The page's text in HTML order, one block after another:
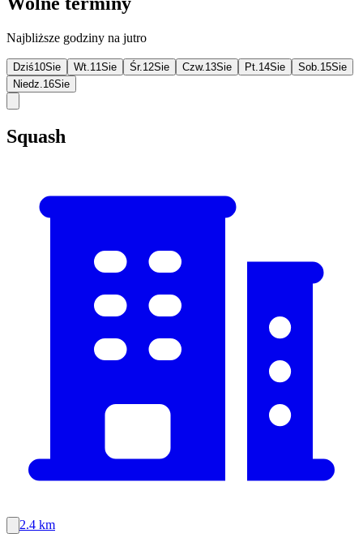
Najbliższe godziny na jutro
Dziś10Sie Wt. 11Sie Śr. 12Sie Czw. 13Sie Pt. 14Sie Sob. 15Sie
Niedz. 16Sie
Squash
2.4 km